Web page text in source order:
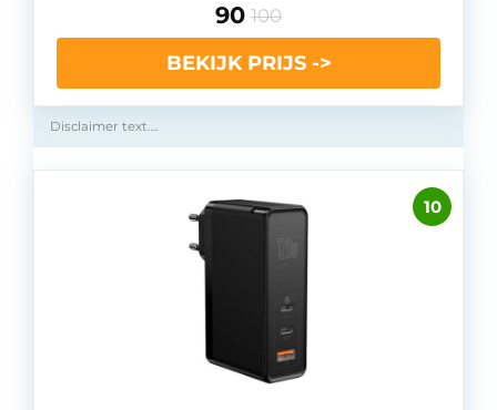
90 100
BEKIJK PRIJS ->
Disclaimer text….
10